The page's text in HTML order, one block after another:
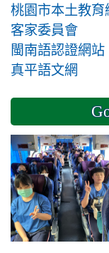
桃園市本土教育
客家委員會
閩南語認證網站
真平語文網